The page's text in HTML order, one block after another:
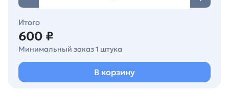
Итого
600 ₽
Минимальный заказ 1 штука
В корзину